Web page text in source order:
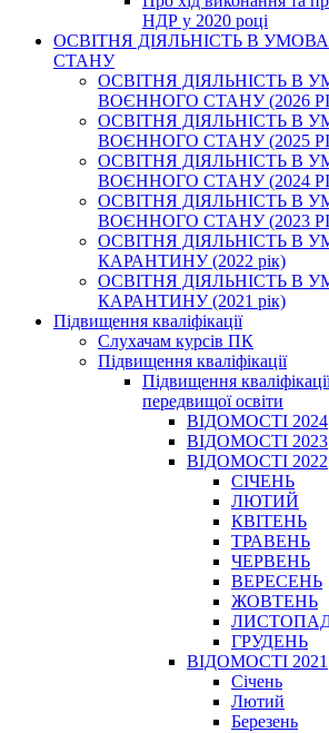
НДР у 2020 році
ОСВІТНЯ ДІЯЛЬНІСТЬ В
СТАНУ
ОСВІТНЯ ДІЯЛЬНІСТЬ В
ВОЄННОГО СТАНУ (2026
ОСВІТНЯ ДІЯЛЬНІСТЬ В
ВОЄННОГО СТАНУ (2025
ОСВІТНЯ ДІЯЛЬНІСТЬ В
ВОЄННОГО СТАНУ (2024
ОСВІТНЯ ДІЯЛЬНІСТЬ В
ВОЄННОГО СТАНУ (2023
ОСВІТНЯ ДІЯЛЬНІСТЬ В
КАРАНТИНУ (2022 рік)
ОСВІТНЯ ДІЯЛЬНІСТЬ В
КАРАНТИНУ (2021 рік)
Підвищення кваліфікації
Слухачам курсів ПК
Підвищення кваліфікації
Підвищення
передвищої освіти
ВІДОМОСТІ 2024
ВІДОМОСТІ 2023
ВІДОМОСТІ 2022
СІЧЕНЬ
ЛЮТИЙ
КВІТЕНЬ
ТРАВЕНЬ
ЧЕРВЕНЬ
ВЕРЕСЕНЬ
ЖОВТЕНЬ
ГРУДЕНЬ
ВІДОМОСТІ 2021
Січень
Лютий
Березень